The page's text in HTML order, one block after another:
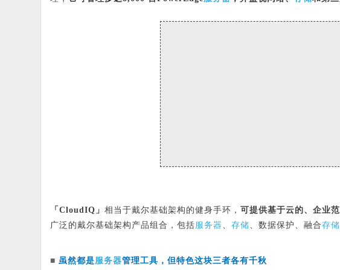
「CloudIQ」相当于戴尔基础架构的健身手环，可提供基于云的、企业
广泛的戴尔基础架构产品组合，包括服务器 、存储、数据保护、融合存储
■ 虽然都是服务器管理工具，但特色这块三者各有千秋